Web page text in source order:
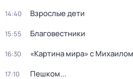
14:40 Взрослые дети
15:55 Благовестники
16:30 «Картина мира» с
17:10 Пешком...